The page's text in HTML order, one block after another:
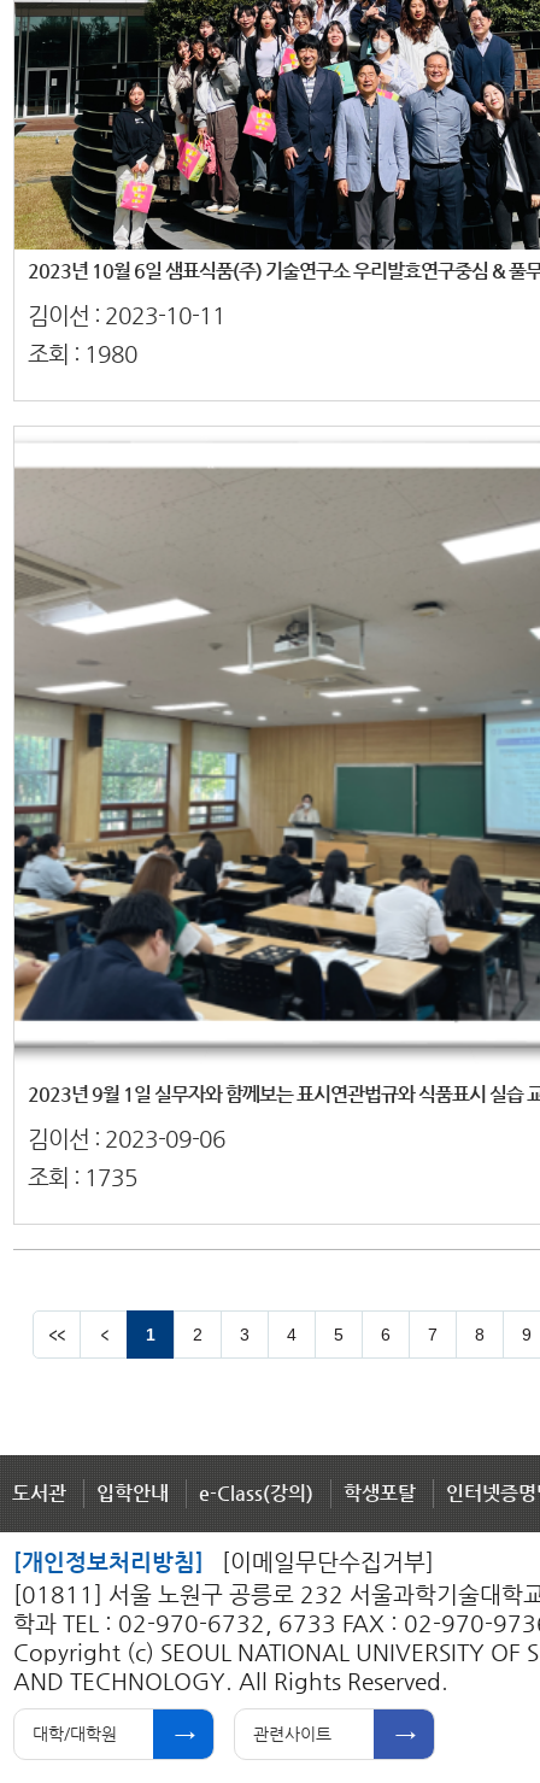
김이선 : 2023-10-11
조회 : 1980
2023년 9월 1일 실무자와 함께보는 표시연관법규와 식품표시 실습
김이선 : 2023-09-06
조회 : 1735
1 2 3 4 5 6 7 8 9
도서관 입학안내 e-Class(강의) 학생포탈 인터넷증
[개인정보처리방침]
[이메일무단수집거부]
[01811] 서울 노원구 공릉로 232 서울과학기술대학
학과 TEL : 02-970-6732, 6733 FAX : 02-970-
Copyright (c) SEOUL NATIONAL UNIVERSITY OF
AND TECHNOLOGY. All Rights Reserved.
대학/대학원 관련사이트